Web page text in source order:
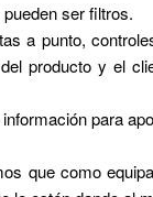
ser filtros.
a punto,
producto y el
para
que como